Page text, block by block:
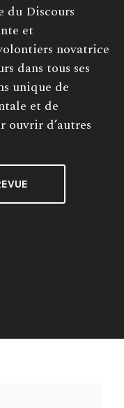
du Discours
et
novatrice
dans tous ses
unique de
et de
ouvrir d’autres